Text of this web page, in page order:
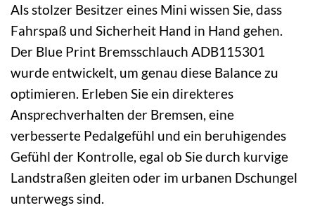
Als stolzer Besitzer eines Mini wissen Sie, dass
Fahrspaß und Sicherheit Hand in Hand gehen.
Der Blue Print Bremsschlauch ADB115301
wurde entwickelt, um genau diese Balance zu
optimieren. Erleben Sie ein direkteres
Ansprechverhalten der Bremsen, eine
verbesserte Pedalgefühl und ein beruhigendes
Gefühl der Kontrolle, egal ob Sie durch kurvige
Landstraßen gleiten oder im urbanen Dschungel
unterwegs sind.